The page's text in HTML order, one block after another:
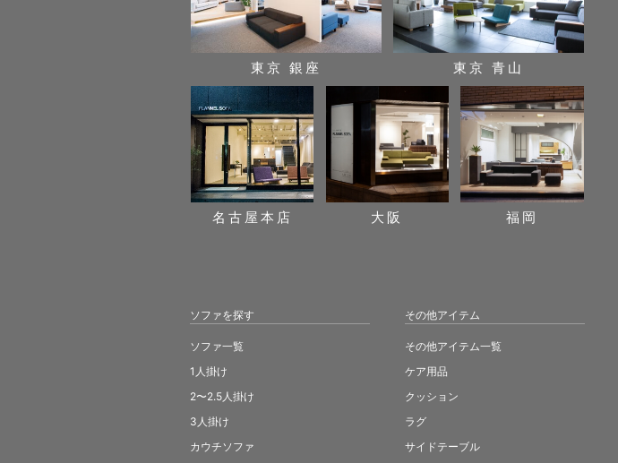
東京 銀座 東京 青山
名古屋本店 大阪 福岡
ソファを探す
ソファ一覧
1人掛け
2〜2.5人掛け
3人掛け
カウチソファ
その他アイテム
その他アイテム一覧
ケア用品
クッション
ラグ
サイドテーブル